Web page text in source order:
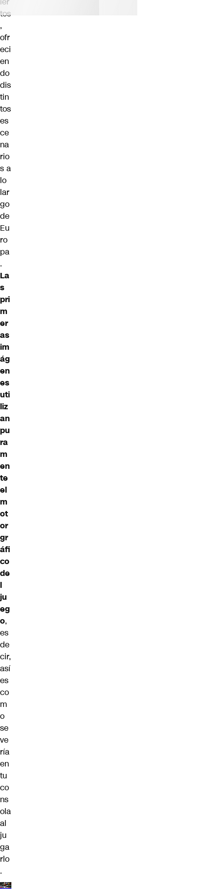
tos
,
ofr
eci
en
do
dis
tin
tos
es
ce
na
rio
s a
lo
lar
go
de
Eu
ro
pa
.
La
s
pri
m
er
as
im
ág
en
es
uti
liz
an
pu
ra
m
en
te
el
m
ot
or
gr
áfi
co
de
l
ju
eg
o,
es
de
cir,
así
es
co
m
o
se
ve
ría
en
tu
co
ns
ola
al
ju
ga
rlo
.